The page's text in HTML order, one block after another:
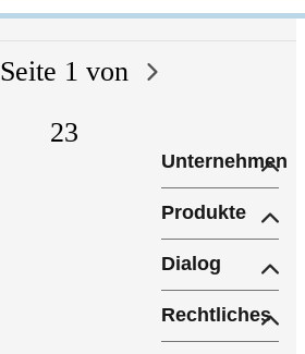
Seite 1 von
23
Unternehmen
Produkte
Dialog
Rechtliches